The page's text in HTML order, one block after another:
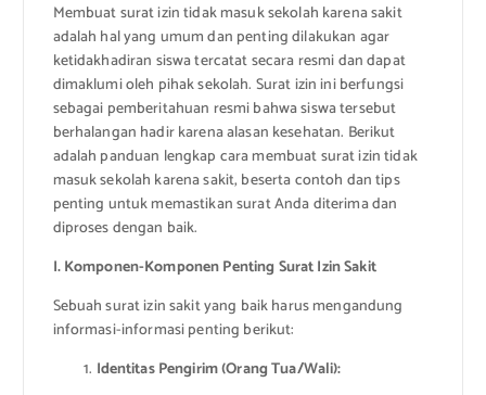
Membuat surat izin tidak masuk sekolah karena sakit
adalah hal yang umum dan penting dilakukan agar
ketidakhadiran siswa tercatat secara resmi dan dapat
dimaklumi oleh pihak sekolah. Surat izin ini berfungsi
sebagai pemberitahuan resmi bahwa siswa tersebut
berhalangan hadir karena alasan kesehatan. Berikut
adalah panduan lengkap cara membuat surat izin tidak
masuk sekolah karena sakit, beserta contoh dan tips
penting untuk memastikan surat Anda diterima dan
diproses dengan baik.
I. Komponen-Komponen Penting Surat Izin Sakit
Sebuah surat izin sakit yang baik harus mengandung
informasi-informasi penting berikut:
Identitas Pengirim (Orang Tua/Wali):